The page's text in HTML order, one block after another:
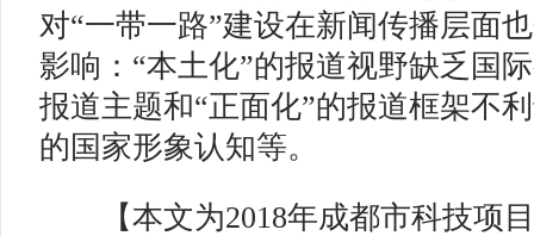
对“一带一路”建设在新闻传播层面
影响：“本土化”的报道视野缺乏国
报道主题和“正面化”的报道框架不
的国家形象认知等。
【本文为2018年成都市科技项